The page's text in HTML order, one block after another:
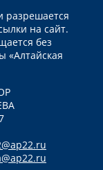
разрешается
на сайт.
без
«Алтайская